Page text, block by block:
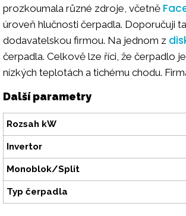
prozkoumala různé zdroje, včetně
úroveň hlučnosti čerpadla. Doporučuji
dodavatelskou firmou. Na jednom z
čerpadla. Celkově lze říci, že čerpadlo
nízkých teplotách a tichému chodu.
Další parametry
Rozsah kW
Invertor
Monoblok/Split
Typ čerpadla